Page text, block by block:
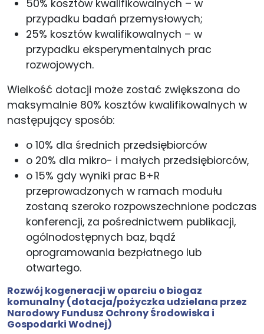
50% kosztów kwalifikowalnych – w
przypadku badań przemysłowych;
25% kosztów kwalifikowalnych – w
przypadku eksperymentalnych prac
rozwojowych.
Wielkość dotacji może zostać zwiększona do
maksymalnie 80% kosztów kwalifikowalnych w
następujący sposób:
o 10% dla średnich przedsiębiorców
o 20% dla mikro- i małych przedsiębiorców,
o 15% gdy wyniki prac B+R
przeprowadzonych w ramach modułu
zostaną szeroko rozpowszechnione podczas
konferencji, za pośrednictwem publikacji,
ogólnodostępnych baz, bądź
oprogramowania bezpłatnego lub
otwartego.
Rozwój kogeneracji w oparciu o biogaz
komunalny(dotacja/pożyczka udzielana przez
Narodowy Fundusz Ochrony Środowiska i
Gospodarki Wodnej)